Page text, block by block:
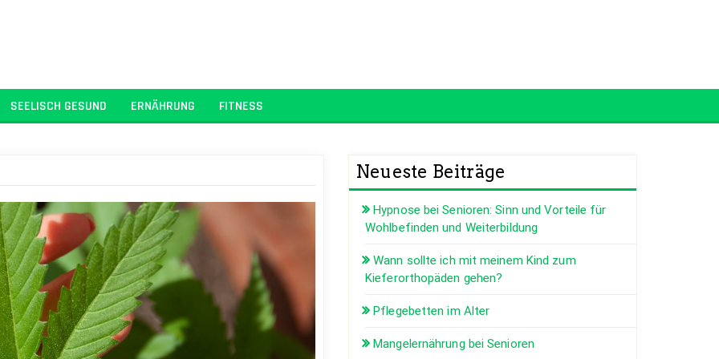
SEELISCH GESUND ERNÄHRUNG FITNESS
Neueste Beiträge
Hypnose bei Senioren: Sinn und Vorteile für
Wohlbefinden und Weiterbildung
Wann sollte ich mit meinem Kind zum
Kieferorthopäden gehen?
Pflegebetten im Alter
Mangelernährung bei Senioren